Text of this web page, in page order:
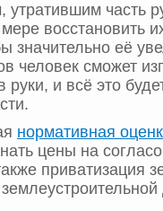
часть
восстановить
значительно её
человек сможет
руки, и всё это
нормативная
цены на
приватизация